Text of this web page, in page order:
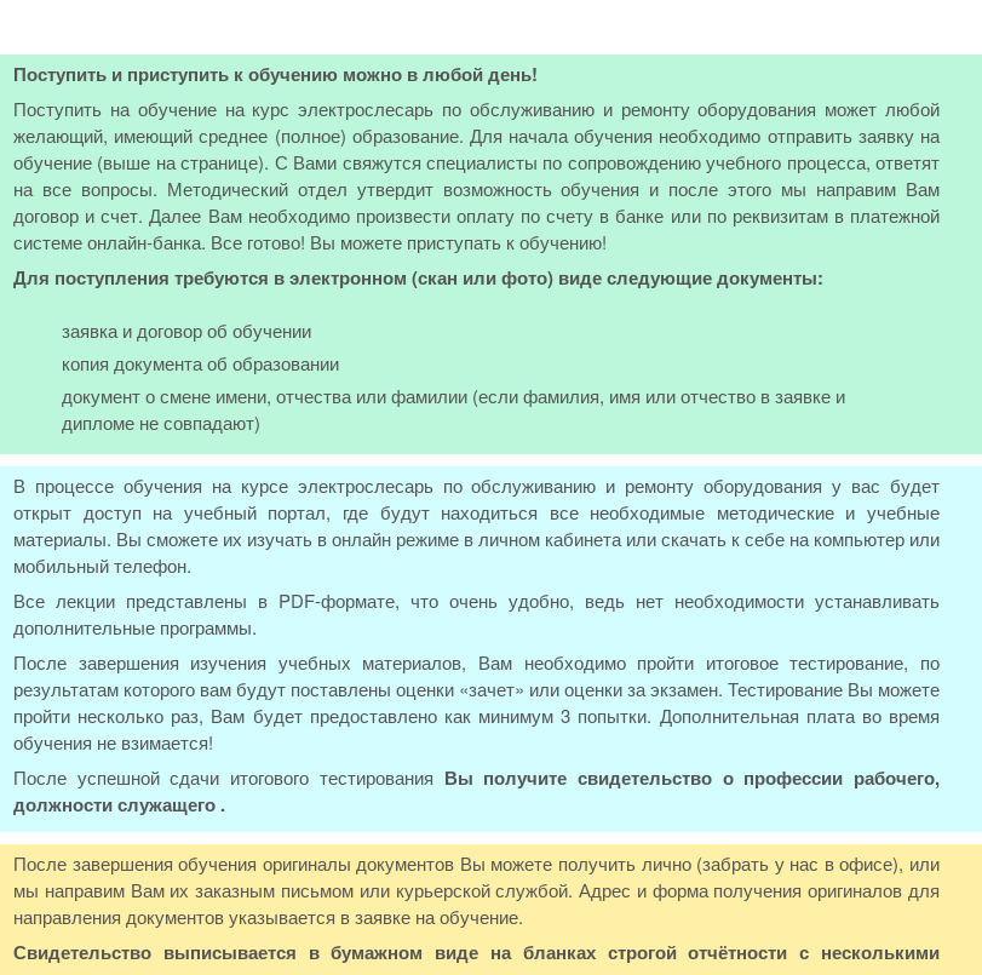
Поступить и приступить к обучению можно в любой день!
Поступить на обучение на курс электрослесарь по обслуживанию и ремонту оборудования может любой
желающий, имеющий среднее (полное) образование. Для начала обучения необходимо отправить заявку на
обучение (выше на странице). С Вами свяжутся специалисты по сопровождению учебного процесса, ответят
на все вопросы. Методический отдел утвердит возможность обучения и после этого мы направим Вам
договор и счет. Далее Вам необходимо произвести оплату по счету в банке или по реквизитам в платежной
системе онлайн-банка. Все готово! Вы можете приступать к обучению!
Для поступления требуются в электронном (скан или фото) виде следующие документы:
заявка и договор об обучении
копия документа об образовании
документ о смене имени, отчества или фамилии (если фамилия, имя или отчество в заявке и
дипломе не совпадают)
В процессе обучения на курсе электрослесарь по обслуживанию и ремонту оборудования у вас будет
открыт доступ на учебный портал, где будут находиться все необходимые методические и учебные
материалы. Вы сможете их изучать в онлайн режиме в личном кабинета или скачать к себе на компьютер или
мобильный телефон.
Все лекции представлены в PDF-формате, что очень удобно, ведь нет необходимости устанавливать
дополнительные программы.
После завершения изучения учебных материалов, Вам необходимо пройти итоговое тестирование, по
результатам которого вам будут поставлены оценки «зачет» или оценки за экзамен. Тестирование Вы можете
пройти несколько раз, Вам будет предоставлено как минимум 3 попытки. Дополнительная плата во время
обучения не взимается!
После успешной сдачи итогового тестирования Вы получите свидетельство о профессии рабочего,
должности служащего .
После завершения обучения оригиналы документов Вы можете получить лично (забрать у нас в офисе), или
мы направим Вам их заказным письмом или курьерской службой. Адрес и форма получения оригиналов для
направления документов указывается в заявке на обучение.
Свидетельство выписывается в бумажном виде на бланках строгой отчётности с несколькими